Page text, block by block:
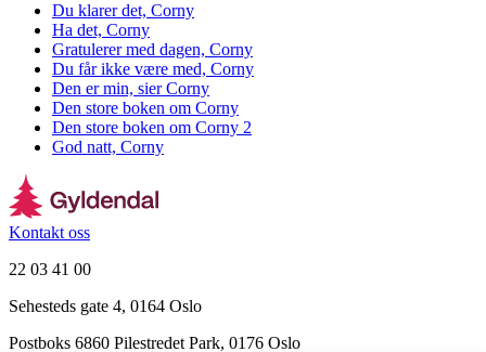
Du klarer det, Corny
Ha det, Corny
Gratulerer med dagen, Corny
Du får ikke være med, Corny
Den er min, sier Corny
Den store boken om Corny
Den store boken om Corny 2
God natt, Corny
Kontakt oss
22 03 41 00
Sehesteds gate 4, 0164 Oslo
Postboks 6860 Pilestredet Park, 0176 Oslo